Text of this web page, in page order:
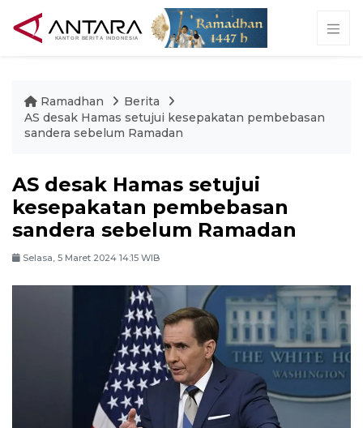
Ramadhan
Berita
AS desak Hamas setujui kesepakatan pembebasan
sandera sebelum Ramadan
AS desak Hamas setujui
kesepakatan pembebasan
sandera sebelum Ramadan
Selasa, 5 Maret 2024 14:15 WIB